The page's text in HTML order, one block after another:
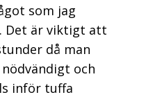
som jag
Det är viktigt att
då man
och
inför tuffa